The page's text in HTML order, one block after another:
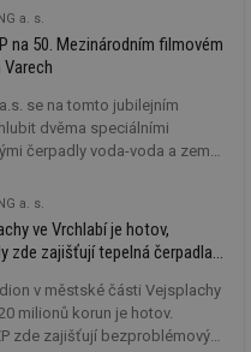
HEATING a.s. Kromě
čerpadlo také užitkovou
bazén.
a. s.
na 50. Mezinárodním filmovém
a.s. se na tomto jubilejním
dvěma speciálními
čerpadly voda-voda a země-
a. s.
ve Vrchlabí je hotov,
zde zajišťují tepelná čerpadla
v městské části Vejsplachy
milionů korun je hotov.
zde zajišťují bezproblémový